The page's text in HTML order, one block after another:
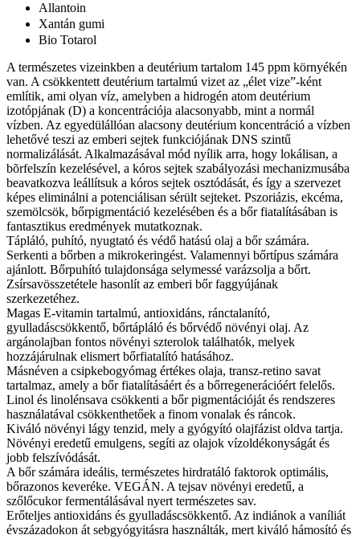
Allantoin
Xantán gumi
Bio Totarol
A természetes vizeinkben a deutérium tartalom 145 ppm környékén
van. A csökkentett deutérium tartalmú vizet az „élet vize”-ként
említik, ami olyan víz, amelyben a hidrogén atom deutérium
izotópjának (D) a koncentrációja alacsonyabb, mint a normál
vízben. Az egyedülállóan alacsony deutérium koncentráció a vízben
lehetővé teszi az emberi sejtek funkciójának DNS szintű
normalizálását. Alkalmazásával mód nyílik arra, hogy lokálisan, a
bõrfelszín kezelésével, a kóros sejtek szabályozási mechanizmusába
beavatkozva leállítsuk a kóros sejtek osztódását, és így a szervezet
képes eliminálni a potenciálisan sérült sejteket. Pszoriázis, ekcéma,
szemölcsök, bőrpigmentáció kezelésében és a bőr fiatalításában is
fantasztikus eredmények mutatkoznak.
Tápláló, puhító, nyugtató és védő hatású olaj a bőr számára.
Serkenti a bőrben a mikrokeringést. Valamennyi bőrtípus számára
ajánlott. Bőrpuhító tulajdonsága selymessé varázsolja a bőrt.
Zsírsavösszetétele hasonlít az emberi bőr faggyújának
szerkezetéhez.
Magas E-vitamin tartalmú, antioxidáns, ránctalanító,
gyulladáscsökkentő, bőrtápláló és bőrvédő növényi olaj. Az
argánolajban fontos növényi szterolok találhatók, melyek
hozzájárulnak elismert bőrfiatalító hatásához.
Másnéven a csipkebogyómag értékes olaja, transz-retino savat
tartalmaz, amely a bőr fiatalításáért és a bőrregenerációért felelős.
Linol és linolénsava csökkenti a bőr pigmentációját és rendszeres
használatával csökkenthetőek a finom vonalak és ráncok.
Kiváló növényi lágy tenzid, mely a gyógyító olajfázist oldva tartja.
Növényi eredetű emulgens, segíti az olajok vízoldékonyságát és
jobb felszívódását.
A bőr számára ideális, természetes hirdratáló faktorok optimális,
bőrazonos keveréke. VEGÁN. A tejsav növényi eredetű, a
szőlőcukor fermentálásával nyert természetes sav.
Erőteljes antioxidáns és gyulladáscsökkentő. Az indiánok a vaníliát
évszázadokon át sebgyógyitásra használták, mert kiváló hámosító és